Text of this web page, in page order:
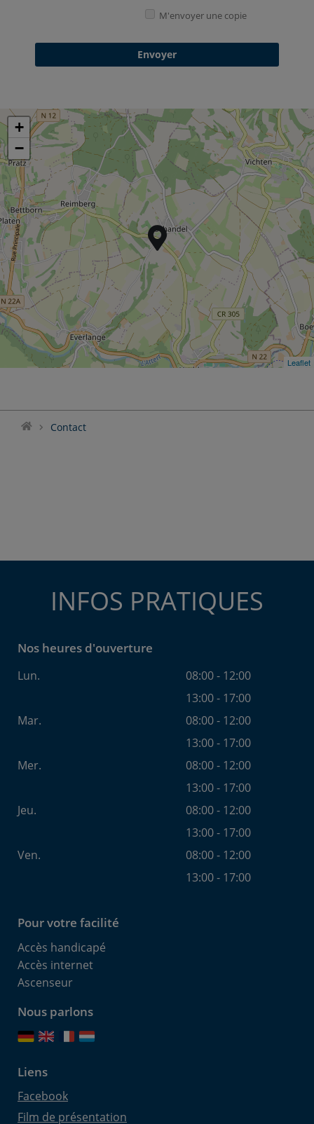
M'envoyer une copie
Envoyer
+
−
Leaflet
+
−
Leaflet
Contact
INFOS PRATIQUES
Nos heures d'ouverture
Lun.
08:00 - 12:00
13:00 - 17:00
Mar.
08:00 - 12:00
13:00 - 17:00
Mer.
08:00 - 12:00
13:00 - 17:00
Jeu.
08:00 - 12:00
13:00 - 17:00
Ven.
08:00 - 12:00
13:00 - 17:00
Pour votre facilité
Accès handicapé
Accès internet
Ascenseur
Nous parlons
Liens
Facebook
Film de présentation